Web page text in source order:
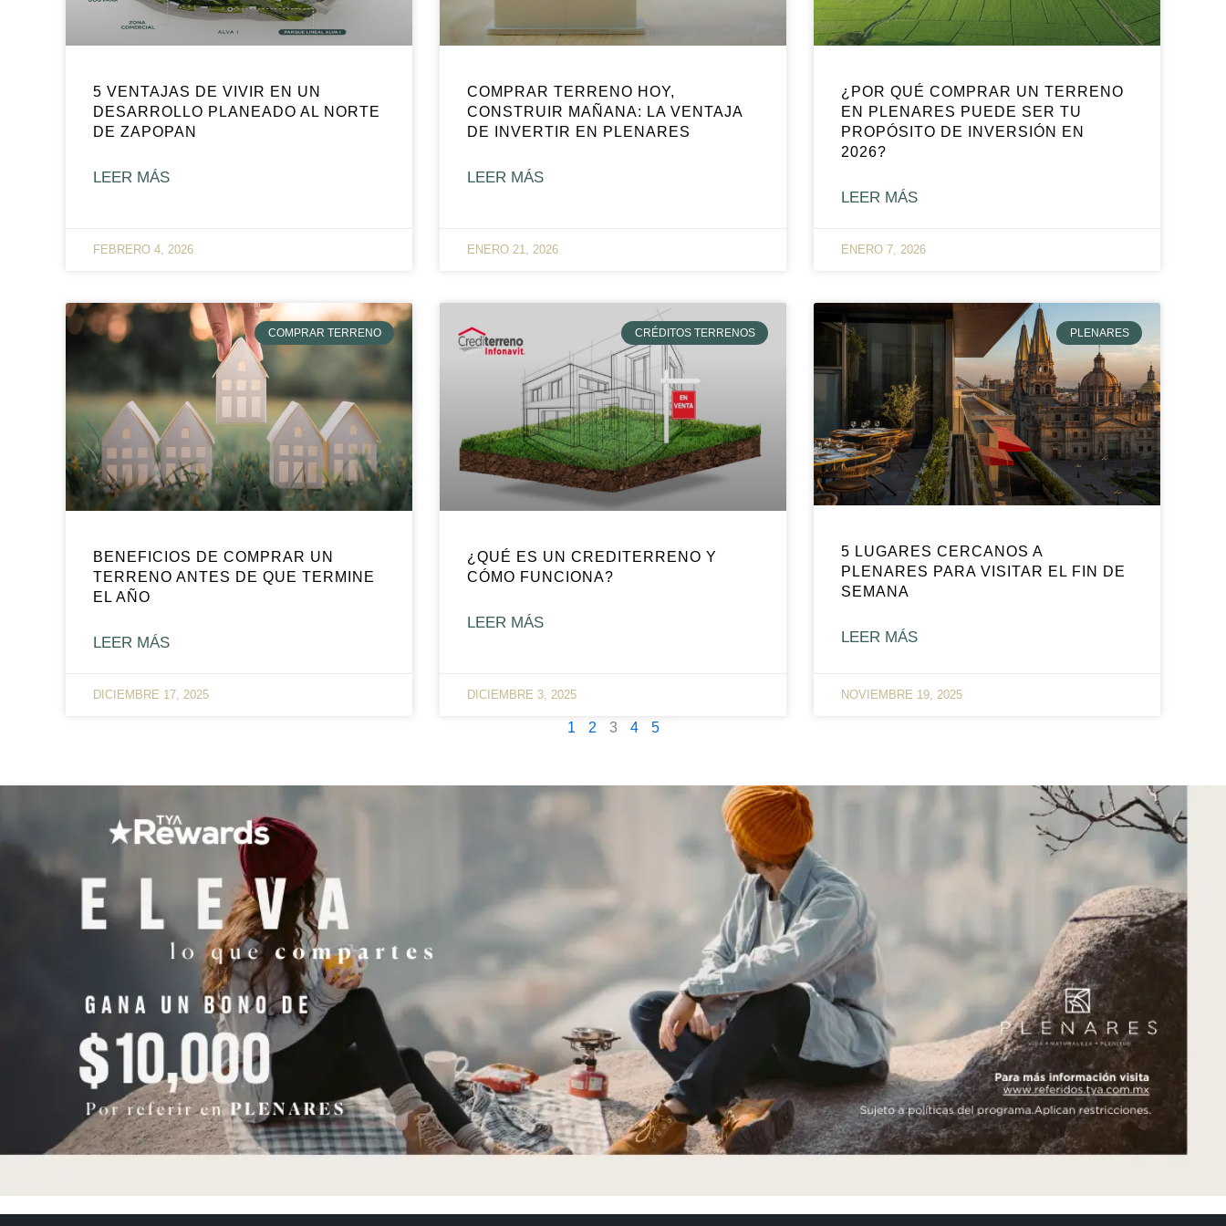
5 VENTAJAS DE VIVIR EN UN
DESARROLLO PLANEADO AL NORTE
DE ZAPOPAN
LEER MÁS
FEBRERO 4, 2026
COMPRAR TERRENO HOY,
CONSTRUIR MAÑANA: LA VENTAJA
DE INVERTIR EN PLENARES
LEER MÁS
ENERO 21, 2026
¿POR QUÉ COMPRAR UN TERRENO
EN PLENARES PUEDE SER TU
PROPÓSITO DE INVERSIÓN EN
2026?
LEER MÁS
ENERO 7, 2026
COMPRAR TERRENO
BENEFICIOS DE COMPRAR UN
TERRENO ANTES DE QUE TERMINE
EL AÑO
LEER MÁS
DICIEMBRE 17, 2025
CRÉDITOS TERRENOS
¿QUÉ ES UN CREDITERRENO Y
CÓMO FUNCIONA?
LEER MÁS
DICIEMBRE 3, 2025
PLENARES
5 LUGARES CERCANOS A
PLENARES PARA VISITAR EL FIN DE
SEMANA
LEER MÁS
NOVIEMBRE 19, 2025
1 2 3 4 5